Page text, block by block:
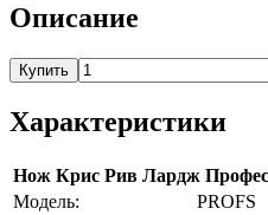
Описание
Купить
Характеристики
Нож Крис Рив Лардж
Модель:
PROFS